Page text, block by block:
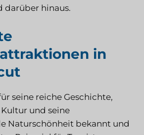
darüber hinaus.
in
seine reiche Geschichte,
und seine
Naturschönheit bekannt und